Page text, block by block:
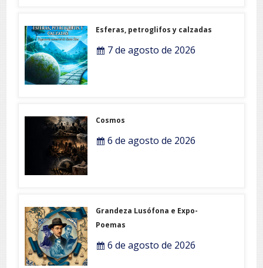
Esferas, petroglifos y calzadas
7 de agosto de 2026
Cosmos
6 de agosto de 2026
Grandeza Lusófona e Expo-
Poemas
6 de agosto de 2026